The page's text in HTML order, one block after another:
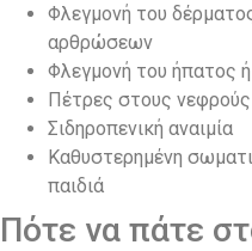
Φλεγμονή του
αρθρώσεων
Φλεγμονή του ήπατος
Πέτρες στους νεφρούς
Σιδηροπενική αναιμία
Καθυστερημένη
παιδιά
Πότε να πάτε